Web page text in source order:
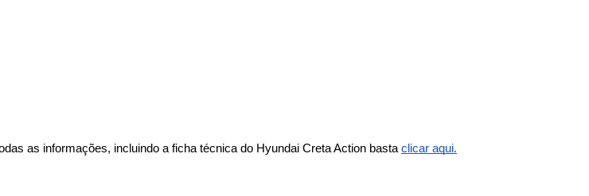
as informações, incluindo a ficha técnica do Hyundai Creta Action basta clicar aqui.